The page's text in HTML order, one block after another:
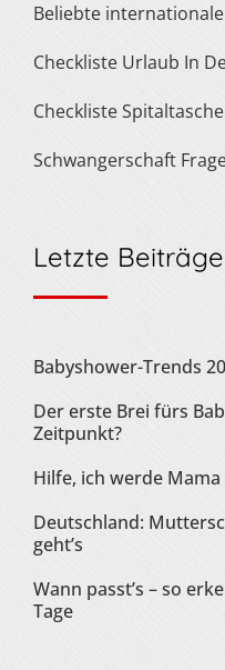
Beliebte
Checkliste Urlaub In
Checkliste Spitaltasche
Schwangerschaft
Letzte Beiträge
Babyshower-Trends
Der erste Brei fürs
Zeitpunkt?
Hilfe, ich werde Mama
Deutschland:
geht’s
Wann passt’s – so
Tage